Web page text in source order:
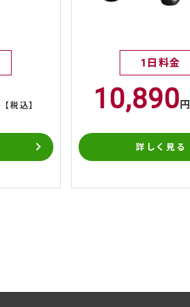
【税込】
1日料金
10,890円
詳しく見る